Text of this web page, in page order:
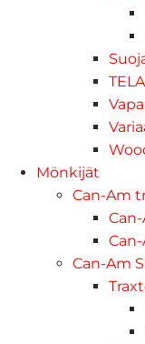
Mönkijät
Can-Am
Can-Am